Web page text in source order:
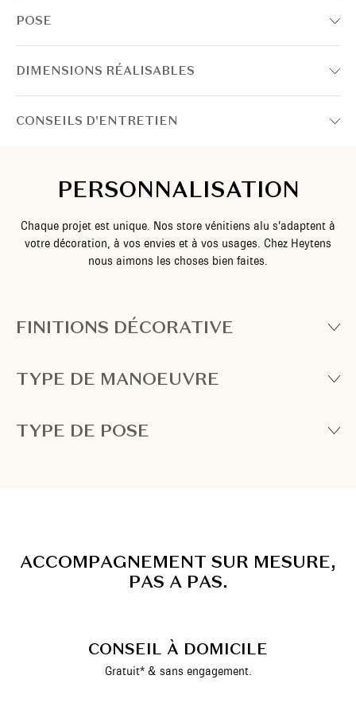
POSE
DIMENSIONS RÉALISABLES
CONSEILS D'ENTRETIEN
PERSONNALISATION
Chaque projet est unique. Nos store vénitiens alu s’adaptent à
votre décoration, à vos envies et à vos usages. Chez Heytens
nous aimons les choses bien faites.
FINITIONS DÉCORATIVE
TYPE DE MANOEUVRE
TYPE DE POSE
ACCOMPAGNEMENT SUR MESURE,
PAS A PAS.
CONSEIL À DOMICILE
Gratuit* & sans engagement.